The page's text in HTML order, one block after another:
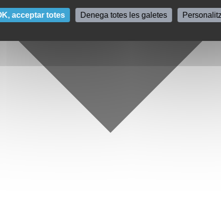
acceptar totes Denega totes les galetes